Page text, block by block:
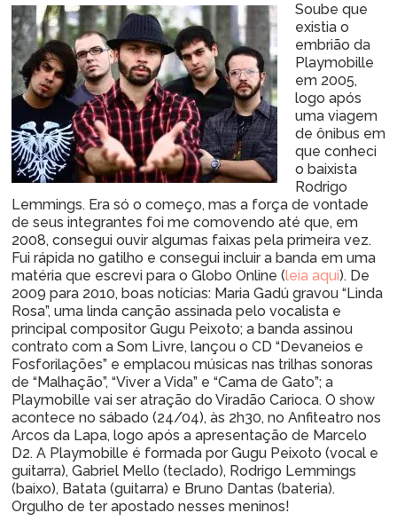
Soube que
existia o
embrião da
Playmobille
em 2005,
logo após
uma viagem
de ônibus em
que conheci
o baixista
Rodrigo
Lemmings. Era só o começo, mas a força de vontade
de seus integrantes foi me comovendo até que, em
2008, consegui ouvir algumas faixas pela primeira vez.
Fui rápida no gatilho e consegui incluir a banda em uma
matéria que escrevi para o Globo Online (leia aqui). De
2009 para 2010, boas notícias: Maria Gadú gravou “Linda
Rosa”, uma linda canção assinada pelo vocalista e
principal compositor Gugu Peixoto; a banda assinou
contrato com a Som Livre, lançou o CD “Devaneios e
Fosforilações” e emplacou músicas nas trilhas sonoras
de “Malhação”, “Viver a Vida” e “Cama de Gato”; a
Playmobille vai ser atração do Viradão Carioca. O show
acontece no sábado (24/04), às 2h30, no Anfiteatro nos
Arcos da Lapa, logo após a apresentação de Marcelo
D2. A Playmobille é formada por Gugu Peixoto (vocal e
guitarra), Gabriel Mello (teclado), Rodrigo Lemmings
(baixo), Batata (guitarra) e Bruno Dantas (bateria).
Orgulho de ter apostado nesses meninos!